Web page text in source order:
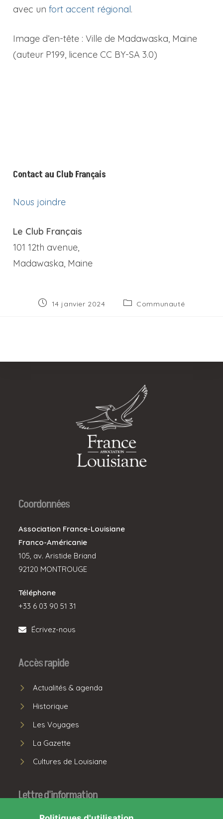
avec unfort accent régional.
Image d’en-tête : Ville de Madawaska, Maine
(auteur P199, licence CC BY-SA 3.0)
Contact au Club Français
Nous joindre
Le Club Français
101 12th avenue,
Madawaska, Maine
Publication
14 janvier 2024
PostCommunauté
Coordonnées
Association France-Louisiane
Franco-Américanie
105, av. Aristide Briand
92120 MONTROUGE
Téléphone
+33 6 03 90 51 31
Écrivez-nous
Accès rapide
Actualités & agenda
Historique
Les Voyages
La Gazette
Cultures de Louisiane
Lettre d'information